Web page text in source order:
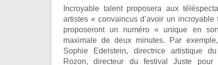
Incroyable talent proposera aux
artistes « convaincus d’avoir un
proposeront un numéro « unique en
maximale de deux minutes. Par
Sophie Edelstein, directrice artistique
Rozon, directeur du festival Juste